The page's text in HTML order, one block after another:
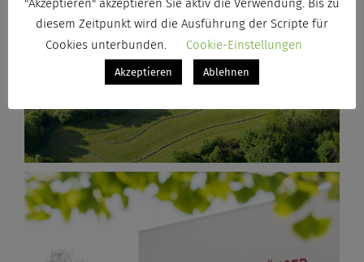
"Akzeptieren" akzeptieren Sie aktiv die Verwendung. Bis zu
diesem Zeitpunkt wird die Ausführung der Scripte für
Cookies unterbunden.
Cookie-Einstellungen
Akzeptieren Ablehnen